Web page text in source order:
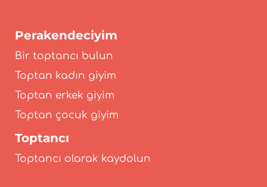
Perakendeciyim
Bir toptancı bulun
Toptan kadın giyim
Toptan erkek giyim
Toptan çocuk giyim
Toptancı
Toptancı olarak kaydolun